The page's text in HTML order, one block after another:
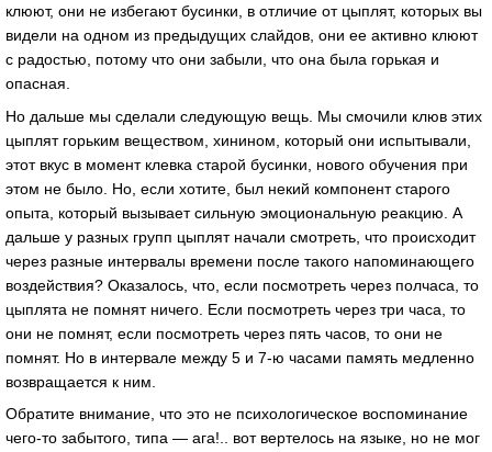
клюют, они не избегают бусинки, в отличие от цыплят, которых вы
видели на одном из предыдущих слайдов, они ее активно клюют
с радостью, потому что они забыли, что она была горькая и
опасная.
Но дальше мы сделали следующую вещь. Мы смочили клюв этих
цыплят горьким веществом, хинином, который они испытывали,
этот вкус в момент клевка старой бусинки, нового обучения при
этом не было. Но, если хотите, был некий компонент старого
опыта, который вызывает сильную эмоциональную реакцию. А
дальше у разных групп цыплят начали смотреть, что происходит
через разные интервалы времени после такого напоминающего
воздействия? Оказалось, что, если посмотреть через полчаса, то
цыплята не помнят ничего. Если посмотреть через три часа, то
они не помнят, если посмотреть через пять часов, то они не
помнят. Но в интервале между 5 и 7-ю часами память медленно
возвращается к ним.
Обратите внимание, что это не психологическое воспоминание
чего-то забытого, типа — ага!.. вот вертелось на языке, но не мог